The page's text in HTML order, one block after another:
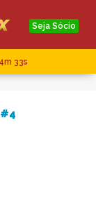
Seja Sócio
32s
#4